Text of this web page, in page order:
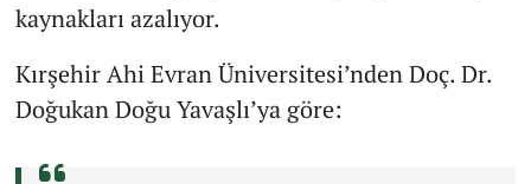
kaynakları azalıyor.
Kırşehir Ahi Evran Üniversitesi’nden Doç. Dr.
Doğukan Doğu Yavaşlı’ya göre: